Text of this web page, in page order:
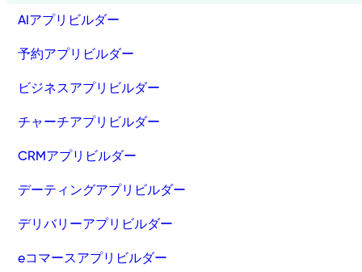
AIアプリビルダー
予約アプリビルダー
ビジネスアプリビルダー
チャーチアプリビルダー
CRMアプリビルダー
デーティングアプリビルダー
デリバリーアプリビルダー
eコマースアプリビルダー